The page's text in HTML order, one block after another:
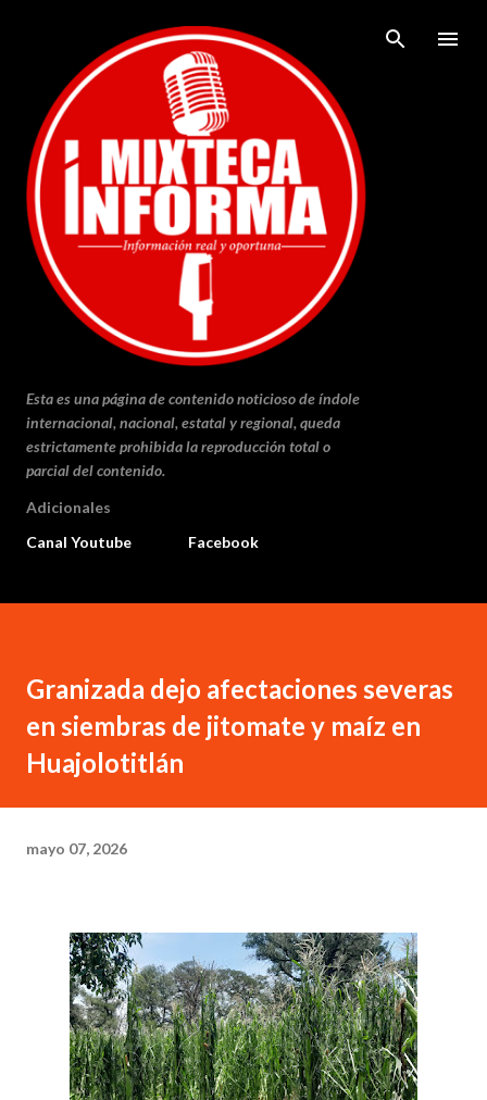
Ir al contenido principal
Esta es una página de contenido noticioso de índole
internacional, nacional, estatal y regional, queda
estrictamente prohibida la reproducción total o
parcial del contenido.
Adicionales
Canal Youtube
Facebook
Granizada dejo afectaciones severas
en siembras de jitomate y maíz en
Huajolotitlán
mayo 07, 2026